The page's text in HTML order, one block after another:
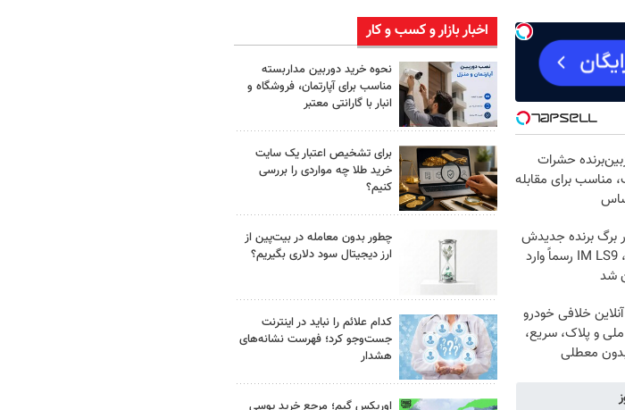
حشرات
مناسب برای مقابله
ساس
برگ برنده جدیدش
را رو کرد، IM LS9 رسماً وارد
شد
خلافی خودرو
و پلاک، سریع،
معطلی
اخبار بازار و کسب و کار
نحوه خرید دوربین مداربسته
مناسب برای آپارتمان، فروشگاه و
انبار با گارانتی معتبر
برای تشخیص اعتبار یک سایت
خرید طلا چه مواردی را بررسی
کنیم؟
چطور بدون معامله در بیت‌پین از
ارز دیجیتال سود دلاری بگیریم؟
کدام علائم را نباید در اینترنت
جست‌وجو کرد؛ فهرست نشانه‌های
هشدار
اوریکس گیم؛ مرجع خرید یوسی